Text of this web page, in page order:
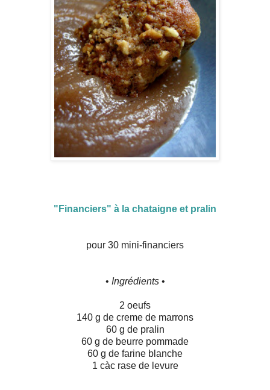
"Financiers" à la chataigne et pralin
pour 30 mini-financiers
• Ingrédients•
2 oeufs
140 g de creme de marrons
60 g de pralin
60 g de beurre pommade
60 g de farine blanche
1 càc rase de levure